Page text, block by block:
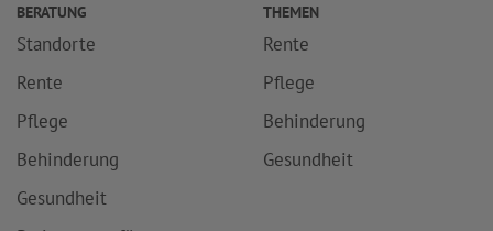
BERATUNG
Standorte
Rente
Pflege
Behinderung
Gesundheit
THEMEN
Rente
Pflege
Behinderung
Gesundheit